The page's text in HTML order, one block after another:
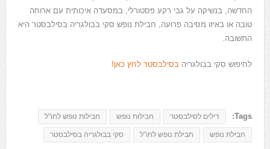
החדשה, בנשיקה על גבי רקע פסטורלי, במסעדה איכותית עם ארוחה
טובה או באיזו מסיבה פרועה, חבילת נופש סקי בבולגריה בסילבסטר היא
התשובה.
לחיפוש סקי בבולגריה בסילבסטר לחץ כאן!
Tags: דילים לסילבסטר חבילות נופש חבילות נופש לחו"ל
חבילת נופש חבילת נופש לחו"ל סקי בבולגריה בסילבסטר